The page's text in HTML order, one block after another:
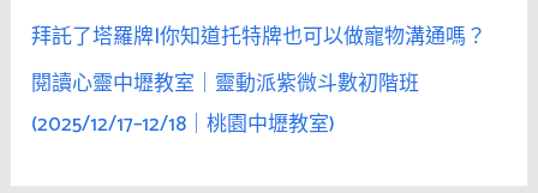
拜託了塔羅牌|你知道托特牌也可以做寵物溝通嗎？
閱讀心靈中壢教室｜靈動派紫微斗數初階班
(2025/12/17–12/18｜桃園中壢教室)